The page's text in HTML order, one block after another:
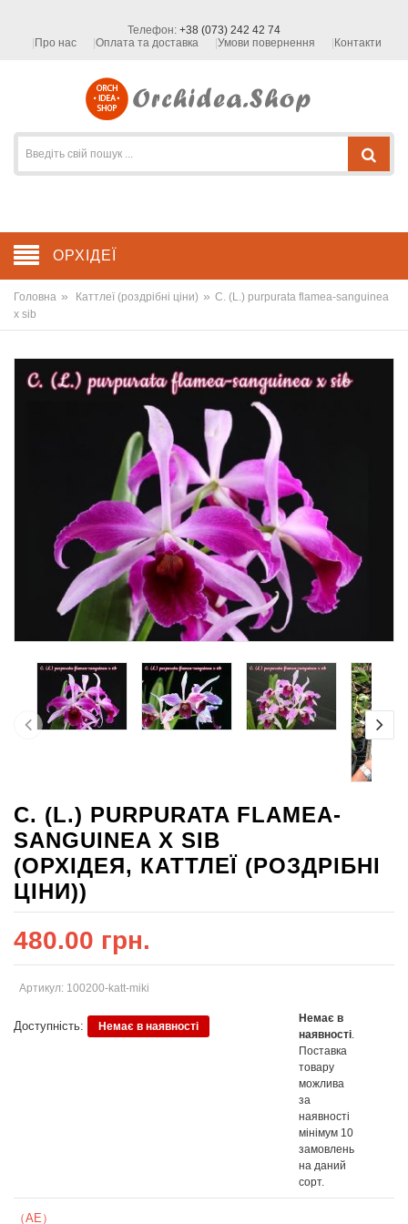
Телефон: +38 (073) 242 42 74
Про нас
Оплата та доставка Умови повернення Контакти
ОРХІДЕЇ
Головна » Каттлеї (роздрібні ціни) » C. (L.) purpurata flamea-sanguinea
x sib
C. (L.) PURPURATA FLAMEA-
SANGUINEA X SIB
(ОРХІДЕЯ, КАТТЛЕЇ (РОЗДРІБНІ
ЦІНИ))
480.00 грн.
Артикул: 100200-katt-miki
Доступність: Немає в наявності
Немає в
наявності.
Поставка
товару
можлива
за
наявності
мінімум 10
замовлень
на даний
сорт.
（AE）